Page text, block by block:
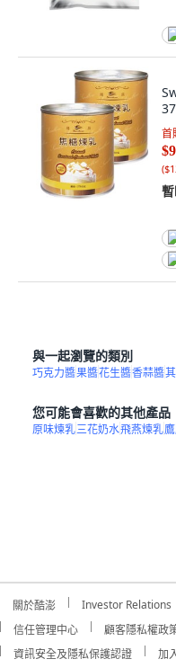
首
(
與一起瀏覽的類別
巧克力醬果醬花生醬香蒜醬
您可能會喜歡的其他產品
原味煉乳三花奶水飛燕煉乳
關於酷澎 Investor Relations
信任管理中心
顧客隱私權政
資訊安全及隱私保護認證
加